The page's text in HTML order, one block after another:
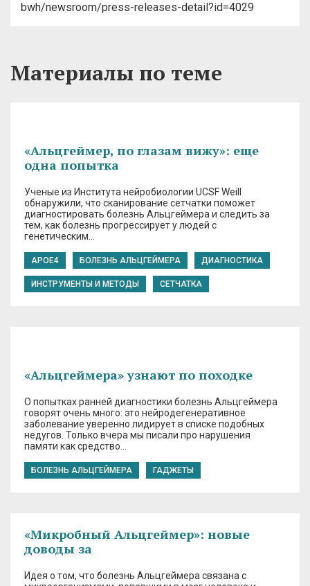
bwh/newsroom/press-releases-detail?id=4029
Материалы по теме
«Альцгеймер, по глазам вижу»: еще
одна попытка
Ученые из Института нейробиологии UCSF Weill
обнаружили, что сканирование сетчатки поможет
диагностировать болезнь Альцгеймера и следить за
тем, как болезнь прогрессирует у людей с
генетическим…
APOE4 БОЛЕЗНЬ АЛЬЦГЕЙМЕРА ДИАГНОСТИКА
ИНСТРУМЕНТЫ И МЕТОДЫ СЕТЧАТКА
«Альцгеймера» узнают по походке
О попытках ранней диагностики болезнь Альцгеймера
говорят очень много: это нейродегенеративное
заболевание уверенно лидирует в списке подобных
недугов. Только вчера мы писали про нарушения
памяти как средство…
БОЛЕЗНЬ АЛЬЦГЕЙМЕРА ГАДЖЕТЫ
«Микробный Альцгеймер»: новые
доводы за
Идея о том, что болезнь Альцгеймера связана с